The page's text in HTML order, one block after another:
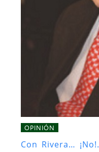
OPINIÓN
Con Rivera… ¡No!.